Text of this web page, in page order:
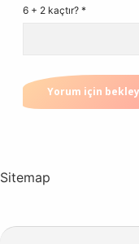
6 + 2 kaçtır? *
Sitemap